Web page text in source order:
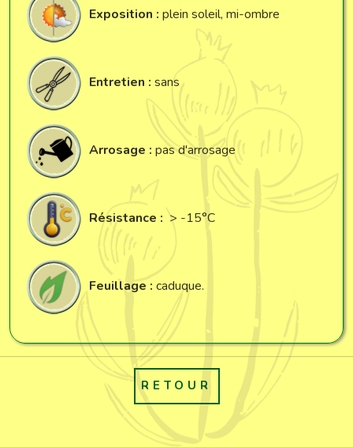
Exposition : plein soleil, mi-ombre
Entretien : sans
Arrosage : pas d'arrosage
Résistance : > -15°C
Feuillage : caduque.
RETOUR